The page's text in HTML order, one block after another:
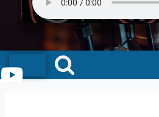
Menu